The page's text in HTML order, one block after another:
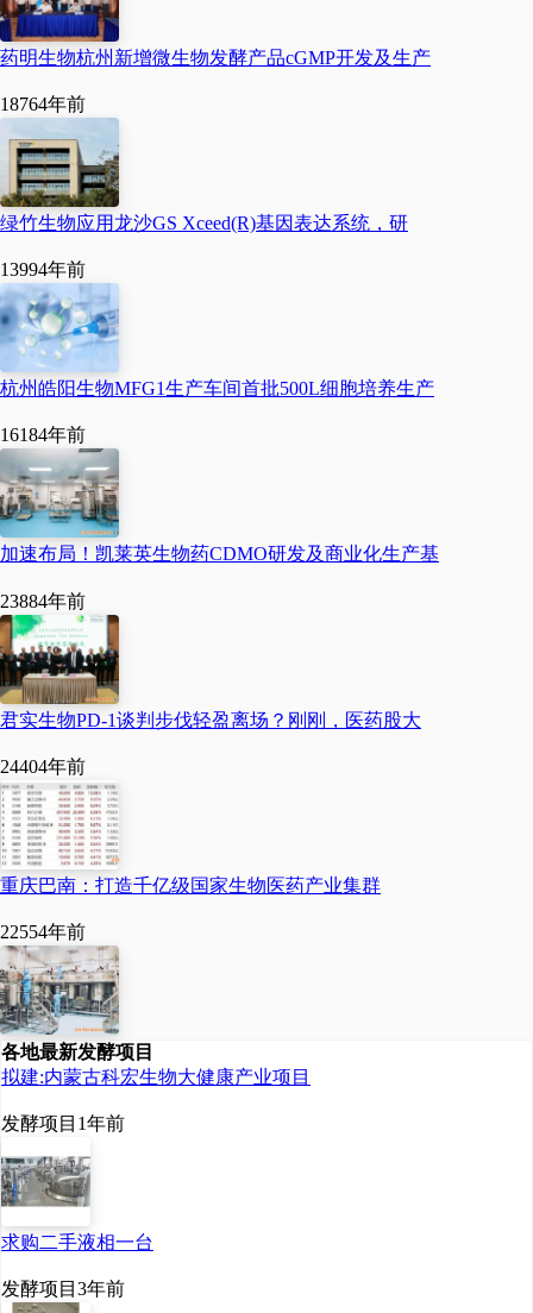
新台阶！（小谷）
药明生物杭州新增微生物发酵产品cGMP开发及生产
18764年前
绿竹生物应用龙沙GS Xceed(R)基因表达系统，研
13994年前
杭州皓阳生物MFG1生产车间首批500L细胞培养生产
16184年前
加速布局！凯莱英生物药CDMO研发及商业化生产基
23884年前
君实生物PD-1谈判步伐轻盈离场？刚刚，医药股大
24404年前
重庆巴南：打造千亿级国家生物医药产业集群
22554年前
各地最新发酵项目
拟建:内蒙古科宏生物大健康产业项目
发酵项目 1年前
求购二手液相一台
发酵项目 3年前